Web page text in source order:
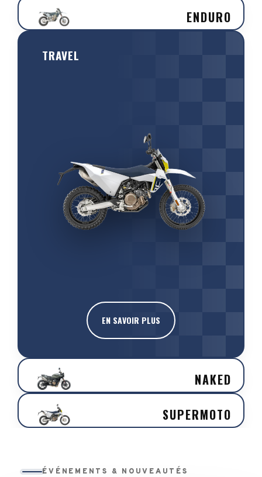
ENDURO
TRAVEL
EN SAVOIR PLUS
NAKED
SUPERMOTO
ÉVÉNEMENTS & NOUVEAUTÉS